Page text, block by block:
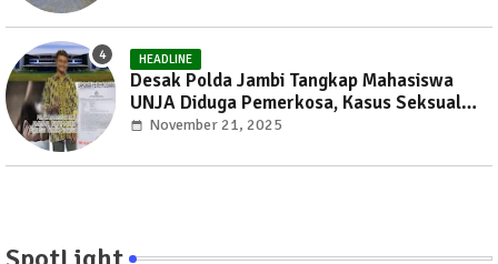
HEADLINE
Desak Polda Jambi Tangkap Mahasiswa
UNJA Diduga Pemerkosa, Kasus Seksual
Kembali Gemparkan Jambi
November 21, 2025